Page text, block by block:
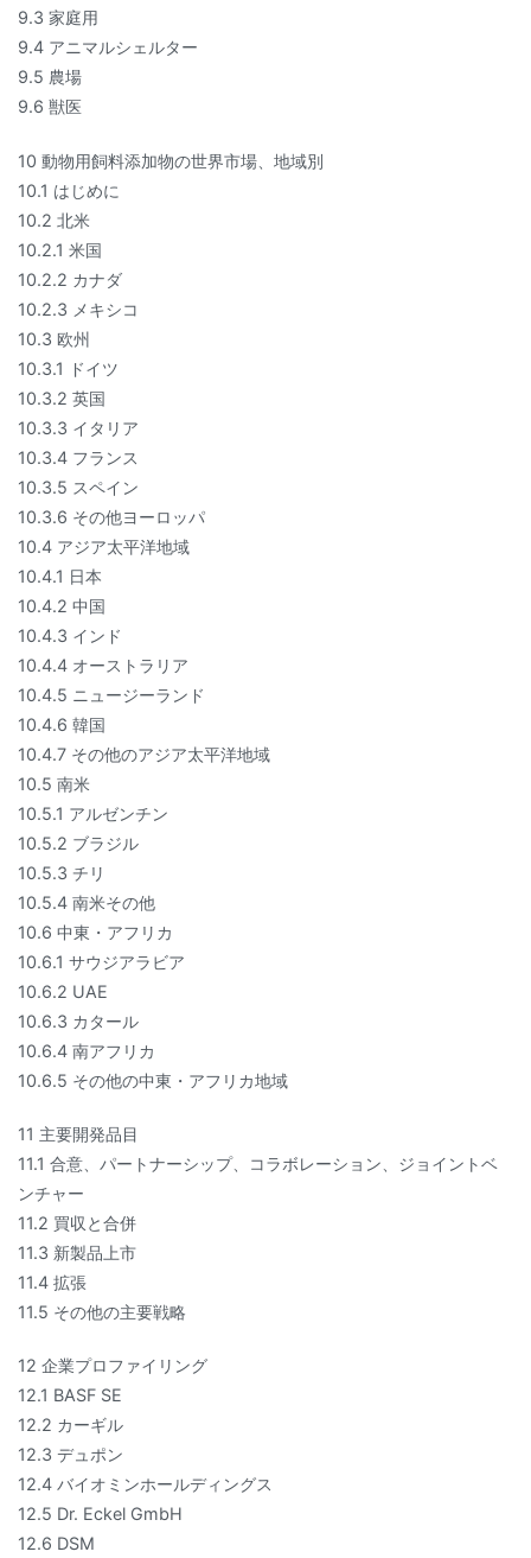
9.3 家庭用
9.4 アニマルシェルター
9.5 農場
9.6 獣医
10 動物用飼料添加物の世界市場、地域別
10.1 はじめに
10.2 北米
10.2.1 米国
10.2.2 カナダ
10.2.3 メキシコ
10.3 欧州
10.3.1 ドイツ
10.3.2 英国
10.3.3 イタリア
10.3.4 フランス
10.3.5 スペイン
10.3.6 その他ヨーロッパ
10.4 アジア太平洋地域
10.4.1 日本
10.4.2 中国
10.4.3 インド
10.4.4 オーストラリア
10.4.5 ニュージーランド
10.4.6 韓国
10.4.7 その他のアジア太平洋地域
10.5 南米
10.5.1 アルゼンチン
10.5.2 ブラジル
10.5.3 チリ
10.5.4 南米その他
10.6 中東・アフリカ
10.6.1 サウジアラビア
10.6.2 UAE
10.6.3 カタール
10.6.4 南アフリカ
10.6.5 その他の中東・アフリカ地域
11 主要開発品目
11.1 合意、パートナーシップ、コラボレーション、ジョイントベ
ンチャー
11.2 買収と合併
11.3 新製品上市
11.4 拡張
11.5 その他の主要戦略
12 企業プロファイリング
12.1 BASF SE
12.2 カーギル
12.3 デュポン
12.4 バイオミンホールディングス
12.5 Dr. Eckel GmbH
12.6 DSM